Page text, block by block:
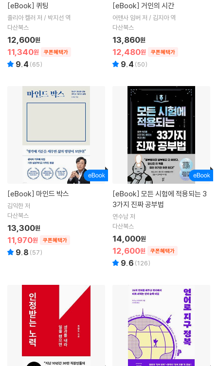
[eBook] 퀴팅
줄리아 켈러 저 / 박지선 역
다산북스
11,340원 쿠폰혜택가
12,600원
9.4 (65)
[eBook] 거인의 시간
어맨사 임버 저 / 김지아 역
다산북스
12,480원 쿠폰혜택가
13,860원
9.4 (50)
[eBook] 마인드 박스
김익한 저
다산북스
11,970원 쿠폰혜택가
13,300원
9.8 (57)
[eBook]
3가지 진짜 공부법
연수남 저
다산북스
12,600원 쿠폰혜택가
14,000원
9.6 (126)